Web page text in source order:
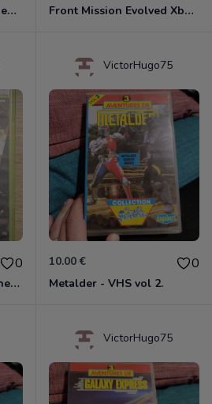
Far Cry 3 - The Lost Expeditions - Edition Spéciale Xbox 360 Front Mission Evolved Xbox 360
0
Medal Of Honor Airborne Xbox 360
VictorHugo75
10.00 € 0
Metalder - VHS vol 2.
VictorHugo75